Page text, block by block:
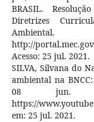
BRASIL.
Diretrizes
http://
Acesso: 25 jul. 2021.
SILVA, Silvana do
ambiental na
08 jun.
https://
em: 25 jul. 2021.